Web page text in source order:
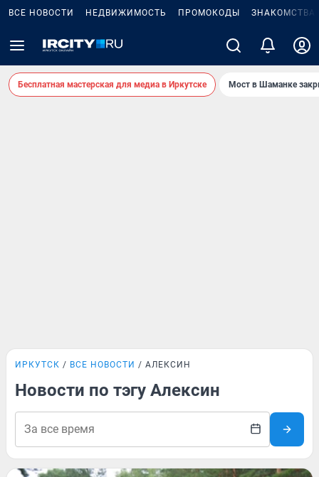
ВСЕ НОВОСТИ НЕДВИЖИМОСТЬ ПРОМОКОДЫ ЗНАКОМСТВА
Бесплатная мастерская для медиа в Иркутске Мост в Шаманке
ИРКУТСК ВСЕ НОВОСТИ АЛЕКСИН
Новости по тэгу Алексин